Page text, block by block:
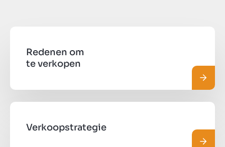
Redenen om
te verkopen
Lees
Verkoopstrategie
Lees